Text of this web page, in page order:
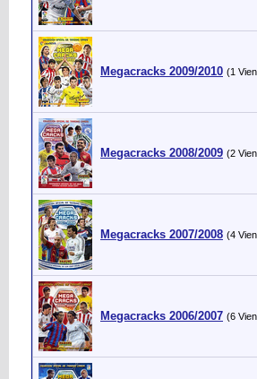
Megacracks 2009/2010 (1
Megacracks 2008/2009 (2
Megacracks 2007/2008 (4
Megacracks 2006/2007 (6